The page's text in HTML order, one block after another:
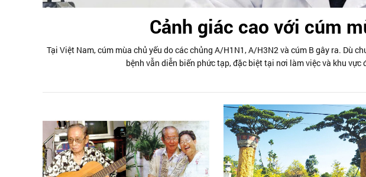
Cảnh giác cao với cúm
Tại Việt Nam, cúm mùa chủ yếu do các chủng A/H1N1, A/H3N2 và cúm B gây ra. Dù
bệnh vẫn diễn biến phức tạp, đặc biệt tại nơi làm việc và khu vực